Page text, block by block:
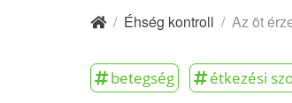
/ Éhség kontroll / Az öt
betegség étkezési